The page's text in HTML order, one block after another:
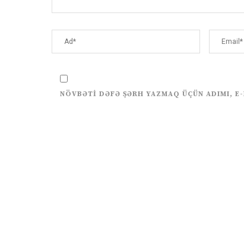
NÖVBƏTI DƏFƏ ŞƏRH YAZMAQ ÜÇÜN ADIMI,